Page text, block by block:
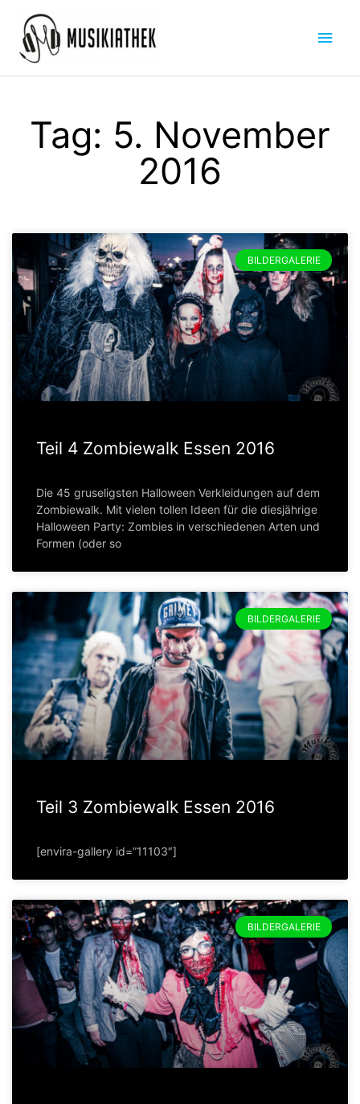
Inhalt
springen
Tag: 5. November
2016
BILDERGALERIE
Teil 4 Zombiewalk Essen 2016
Die 45 gruseligsten Halloween Verkleidungen auf dem
Zombiewalk. Mit vielen tollen Ideen für die diesjährige
Halloween Party: Zombies in verschiedenen Arten und
Formen (oder so
BILDERGALERIE
Teil 3 Zombiewalk Essen 2016
[envira-gallery id=”11103″]
BILDERGALERIE